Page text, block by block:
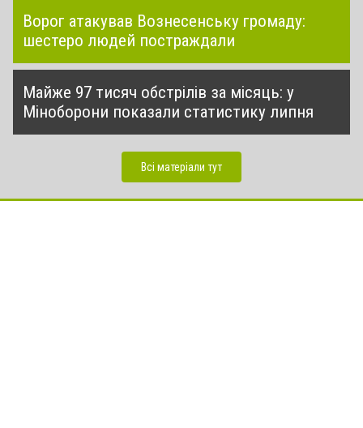
Ворог атакував Вознесенську громаду:
шестеро людей постраждали
Майже 97 тисяч обстрілів за місяць: у
Міноборони показали статистику липня
Всі матеріали тут